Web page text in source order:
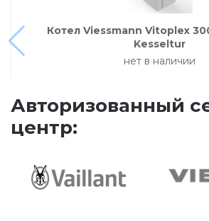
Напольные конденсационные
Напольные котлы с
Электрические котлы Baxi
Vaillant
Котел Viessmann Vitoplex
Kesseltur
нет в наличии
Авторизованный
центр: